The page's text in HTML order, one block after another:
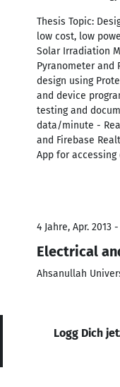
Thesis Topic:
low cost, low
Solar Irradiation
Pyranometer and
design using
and device
testing and
data/minute -
and Firebase
App for accessing
4 Jahre, Apr. 2013
Electrical
Ahsanullah
Logg Dich